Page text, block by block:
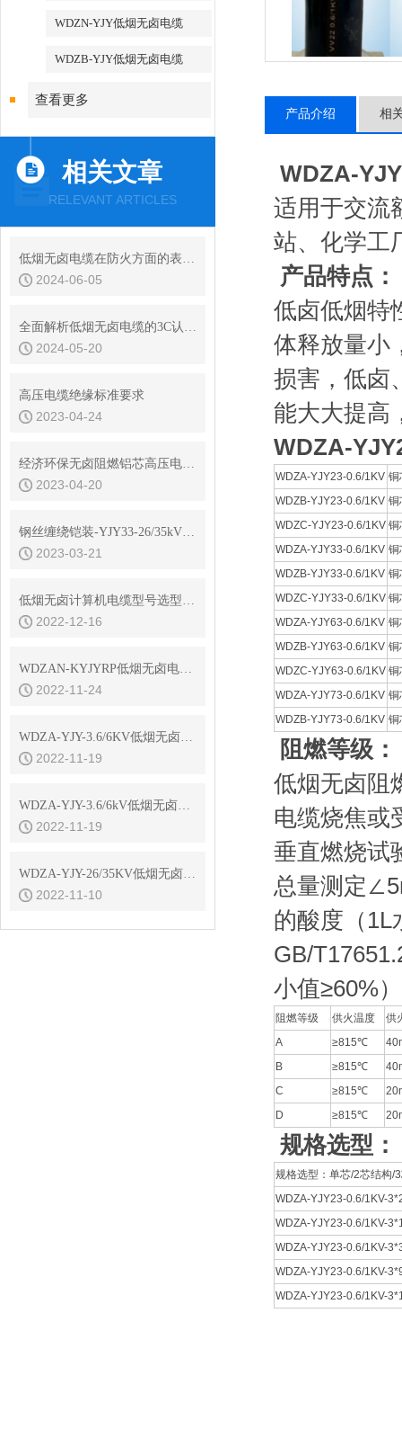
WDZN-YJY低烟无卤电缆
WDZB-YJY低烟无卤电缆
查看更多
相关文章
RELEVANT ARTICLES
低烟无卤电缆在防火方面的表现如何？
2024-06-05
全面解析低烟无卤电缆的3C认证流程与重要性
2024-05-20
高压电缆绝缘标准要求
2023-04-24
经济环保无卤阻燃铝芯高压电缆型号分享
2023-04-20
钢丝缠绕铠装-YJY33-26/35kV无卤高压电缆
2023-03-21
低烟无卤计算机电缆型号选型说明
2022-12-16
WDZAN-KYJYRP低烟无卤电缆规格书
2022-11-24
WDZA-YJY-3.6/6KV低烟无卤高压电缆导体电阻
2022-11-19
WDZA-YJY-3.6/6kV低烟无卤高压电缆结构参数
2022-11-19
WDZA-YJY-26/35KV低烟无卤高压电缆结构参数
2022-11-10
产品介绍 相
WDZA-
适用于交流
站、化学工
产品特点：
低卤低烟特
体释放量小
损害，低卤
能大大提高
WDZA-
WDZA-YJY23-0.6/1KV 铜
WDZB-YJY23-0.6/1KV 铜
WDZC-YJY23-0.6/1KV 铜
WDZA-YJY33-0.6/1KV 铜
WDZB-YJY33-0.6/1KV 铜
WDZC-YJY33-0.6/1KV 铜
WDZA-YJY63-0.6/1KV 铜
WDZB-YJY63-0.6/1KV 铜
WDZC-YJY63-0.6/1KV 铜
WDZA-YJY73-0.6/1KV 铜
WDZB-YJY73-0.6/1KV 铜
阻燃等级：
低烟无卤阻
电缆烧焦或
垂直燃烧试
总量测定
的酸度（1L
GB/
小值≥60%）
阻燃等级 供火温度
供
A
≥815℃
B
≥815℃
C
≥815℃
D
≥815℃
规格选型：
规格选型：单芯/2芯结构/
WDZA-YJY23-0.6/1KV-
WDZA-YJY23-0.6/1KV-
WDZA-YJY23-0.6/1KV-
WDZA-YJY23-0.6/1KV-
WDZA-YJY23-0.6/1KV-